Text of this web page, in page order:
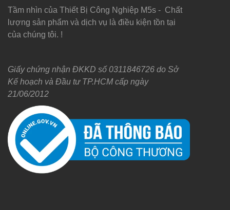
Tầm nhìn của Thiết Bị Công Nghiệp M5s - Chất
lượng sản phẩm và dịch vụ là điều kiện tồn tại
của chúng tôi. !
Giấy chứng nhận ĐKKD số 0311846726 do Sở
Kế hoạch và Đầu tư TP.HCM cấp ngày
21/06/2012